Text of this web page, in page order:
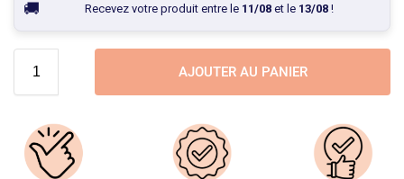
Recevez votre produit entre le 11/08et le 13/08!
AJOUTER AU PANIER